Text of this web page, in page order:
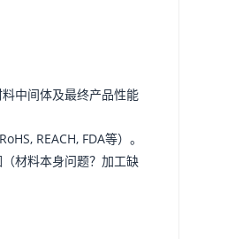
中间体及最终产品性能
REACH, FDA等）。
材料本身问题？加工缺